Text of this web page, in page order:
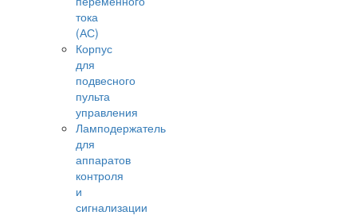
тока
(АС)
Корпус
для
подвесного
пульта
управления
Ламподержатель
для
аппаратов
контроля
и
сигнализации